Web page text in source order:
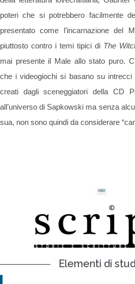
poteri che si potrebbero facilmente
presentato come l’incarnazione del
piuttosto contro i temi tipici di The
mai presente il Male allo stato puro.
che i videogiochi si basano su intrecci
creati dagli sceneggiatori della CD
all’universo di Sapkowski ma senza
sua, non sono quindi da considerare
Elementi di